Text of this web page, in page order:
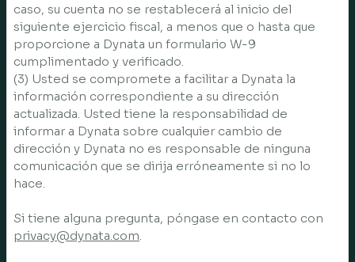
caso, su cuenta no se restablecerá al inicio del
siguiente ejercicio fiscal, a menos que o hasta que
proporcione a Dynata un formulario W-9
cumplimentado y verificado.
(3) Usted se compromete a facilitar a Dynata la
información correspondiente a su dirección
actualizada. Usted tiene la responsabilidad de
informar a Dynata sobre cualquier cambio de
dirección y Dynata no es responsable de ninguna
comunicación que se dirija erróneamente si no lo
hace.
Si tiene alguna pregunta, póngase en contacto con
privacy@dynata.com.